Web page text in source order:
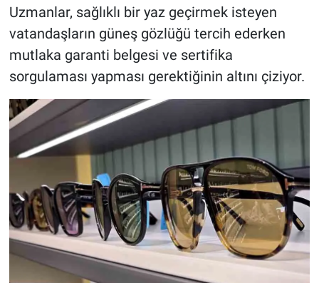
Uzmanlar, sağlıklı bir yaz geçirmek isteyen
vatandaşların güneş gözlüğü tercih ederken
mutlaka garanti belgesi ve sertifika
sorgulaması yapması gerektiğinin altını çiziyor.